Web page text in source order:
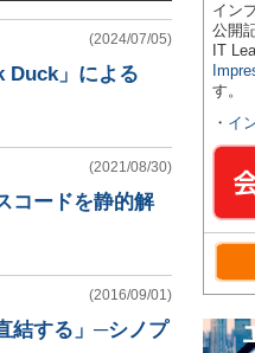
(2024/07/05)
Duck」による
(2021/08/30)
コードを静的解
(2016/09/01)
結する」─シノプ
イン
公開
IT
す。
・ イ